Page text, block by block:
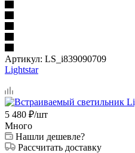
Артикул: LS_i839090709
Lightstar
5 480 ₽/шт
Много
Нашли дешевле?
Рассчитать доставку